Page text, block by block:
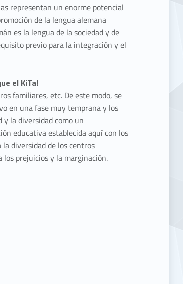
representan un enorme potencial
de la lengua alemana
es la lengua de la sociedad y de
previo para la integración y el
el KiTa!
familiares, etc. De este modo, se
en una fase muy temprana y los
y la diversidad como un
educativa establecida aquí con los
diversidad de los centros
los prejuicios y la marginación.